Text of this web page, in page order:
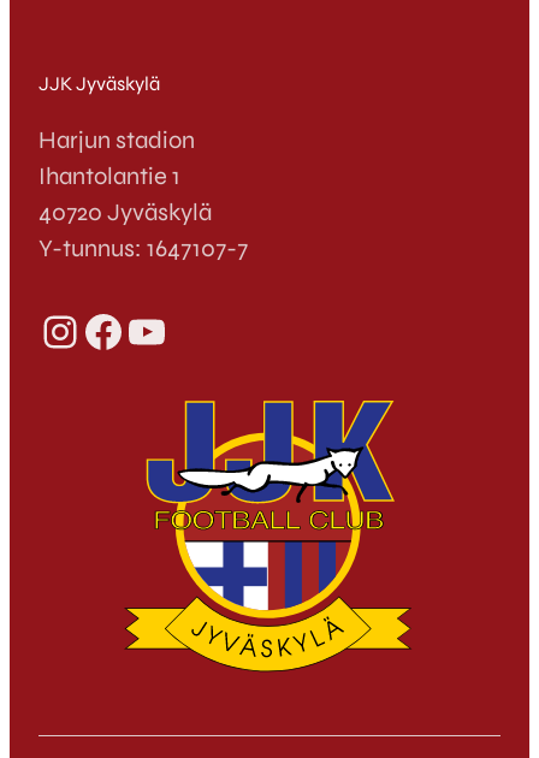
JJK Jyväskylä
Harjun stadion
Ihantolantie 1
40720 Jyväskylä
Y-tunnus: 1647107-7
InstagramFacebook YouTube